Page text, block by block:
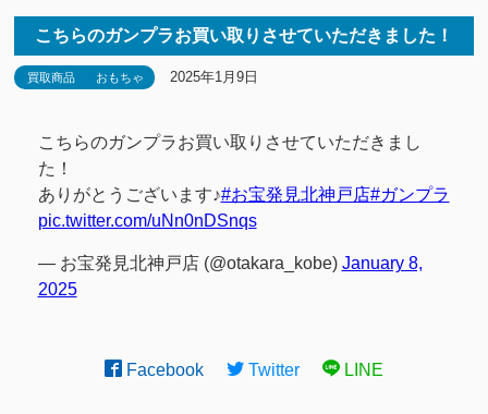
こちらのガンプラお買い取りさせていただきました！
買取商品 おもちゃ 2025年1月9日
こちらのガンプラお買い取りさせていただきまし
た！
ありがとうございます♪#お宝発見北神戸店#ガンプラ
pic.twitter.com/uNn0nDSnqs
— お宝発見北神戸店 (@otakara_kobe) January 8,
2025
Facebook Twitter LINE